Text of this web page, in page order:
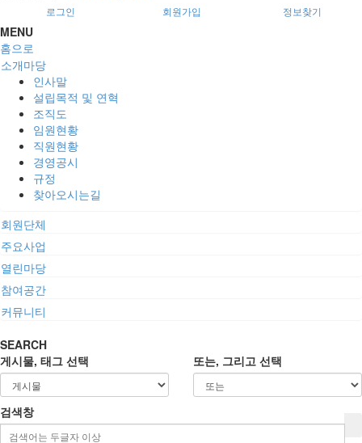
로그인 회원가입 정보찾기
MENU
홈으로
소개마당
인사말
설립목적 및 연혁
조직도
임원현황
직원현황
경영공시
규정
찾아오시는길
회원단체
주요사업
열린마당
참여공간
커뮤니티
SEARCH
게시물, 태그 선택
또는, 그리고 선택
검색창